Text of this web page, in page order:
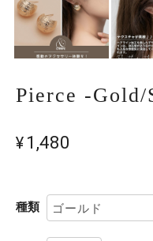
Pierce -Gold/
¥1,480
種類